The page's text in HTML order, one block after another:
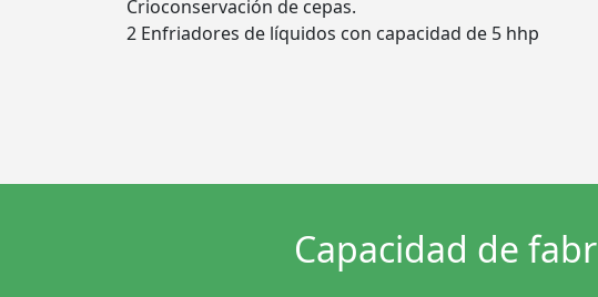
Crioconservación de cepas.
2 Enfriadores de líquidos con capacidad de 5 hhp
Capacidad de